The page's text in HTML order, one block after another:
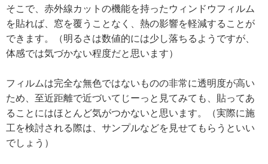
そこで、赤外線カットの機能を持ったウィンドウフィルム
を貼れば、窓を覆うことなく、熱の影響を軽減することが
できます。（明るさは数値的には少し落ちるようですが、
体感では気づかない程度だと思います）
フィルムは完全な無色ではないものの非常に透明度が高い
ため、至近距離で近づいてじーっと見てみても、貼ってあ
ることにはほとんど気がつかないと思います。（実際に施
工を検討される際は、サンプルなどを見せてもらうといい
でしょう）